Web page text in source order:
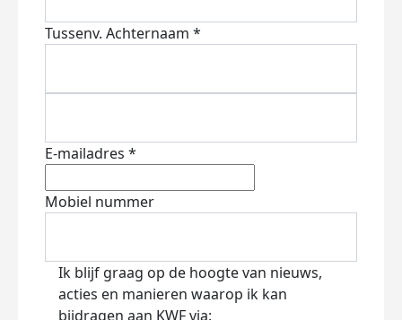
Tussenv. Achternaam *
E-mailadres *
Mobiel nummer
Ik blijf graag op de hoogte van nieuws,
acties en manieren waarop ik kan
bijdragen aan KWF via: